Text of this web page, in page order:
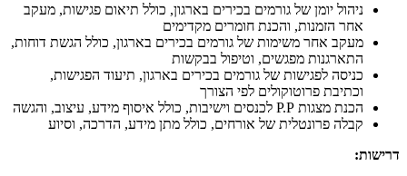
ניהול יומן של גורמים בכירים בארגון, כולל תיאום פגישות, מעקב
אחר הזמנות, והכנת חומרים מקדימים
מעקב אחר משימות של גורמים בכירים בארגון, כולל הגשת דוחות,
התארגנות מפגשים, וטיפול בבקשות
כניסה לפגישות של גורמים בכירים בארגון, תיעוד הפגישות,
וכתיבת פרוטוקולים לפי הצורך
הכנת מצגות P.P לכנסים וישיבות, כולל איסוף מידע, עיצוב, והגשה
קבלה פרונטלית של אורחים, כולל מתן מידע, הדרכה, וסיוע
דרישות: